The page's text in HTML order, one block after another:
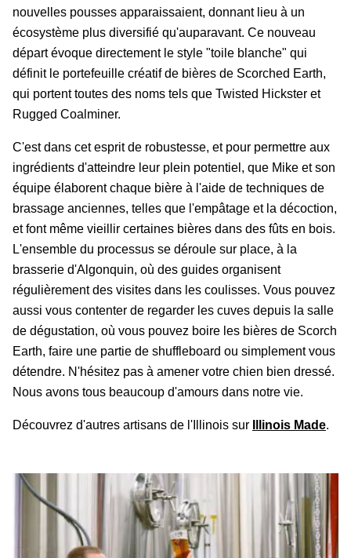
nouvelles pousses apparaissaient, donnant lieu à un
écosystème plus diversifié qu'auparavant. Ce nouveau
départ évoque directement le style "toile blanche" qui
définit le portefeuille créatif de bières de Scorched Earth,
qui portent toutes des noms tels que Twisted Hickster et
Rugged Coalminer.
C'est dans cet esprit de robustesse, et pour permettre aux
ingrédients d'atteindre leur plein potentiel, que Mike et son
équipe élaborent chaque bière à l'aide de techniques de
brassage anciennes, telles que l'empâtage et la décoction,
et font même vieillir certaines bières dans des fûts en bois.
L'ensemble du processus se déroule sur place, à la
brasserie d'Algonquin, où des guides organisent
régulièrement des visites dans les coulisses. Vous pouvez
aussi vous contenter de regarder les cuves depuis la salle
de dégustation, où vous pouvez boire les bières de Scorch
Earth, faire une partie de shuffleboard ou simplement vous
détendre. N'hésitez pas à amener votre chien bien dressé.
Nous avons tous beaucoup d'amours dans notre vie.
Découvrez d'autres artisans de l'Illinois sur Illinois Made.